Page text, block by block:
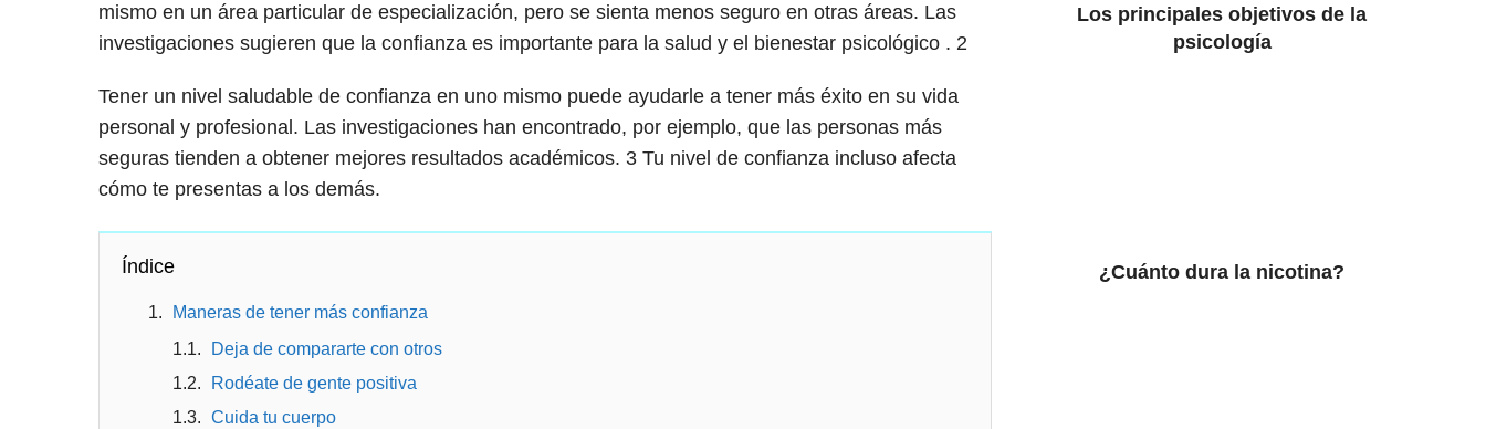
mismo en un área particular de especialización, pero se sienta menos seguro en otras áreas. Las
investigaciones sugieren que la confianza es importante para la salud y el bienestar psicológico . 2
Tener un nivel saludable de confianza en uno mismo puede ayudarle a tener más éxito en su vida
personal y profesional. Las investigaciones han encontrado, por ejemplo, que las personas más
seguras tienden a obtener mejores resultados académicos. 3Tu nivel de confianza incluso afecta
cómo te presentas a los demás.
Índice
Maneras de tener más confianza
Deja de compararte con otros
Rodéate de gente positiva
Cuida tu cuerpo
Los principales objetivos de la
psicología
¿Cuánto dura la nicotina?